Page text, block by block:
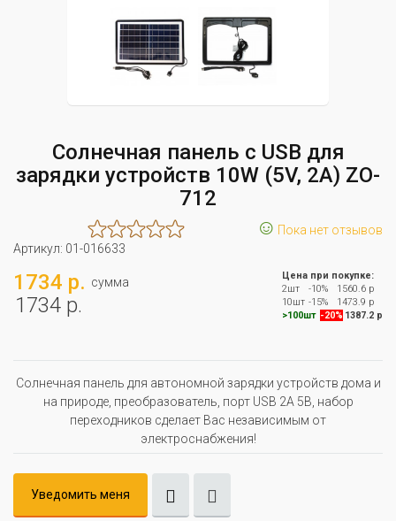
Солнечная панель с USB для
зарядки устройств 10W (5V, 2A) ZO-
712
☺ Пока нет отзывов
Артикул: 01-016633
1734 р. сумма
1734 р.
Цена при покупке:
2шт
-10%
1560.6 р
10шт -15%
1473.9 р
>100шт -20% 1387.2 р
Солнечная панель для автономной зарядки устройств дома и
на природе, преобразователь, порт USB 2A 5В, набор
переходников сделает Вас независимым от
электроснабжения!
Уведомить меня